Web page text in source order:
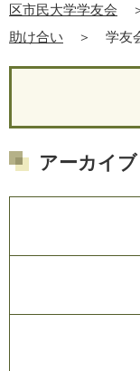
区市民大学学友会
助け合い
＞ 学友
アーカイブ